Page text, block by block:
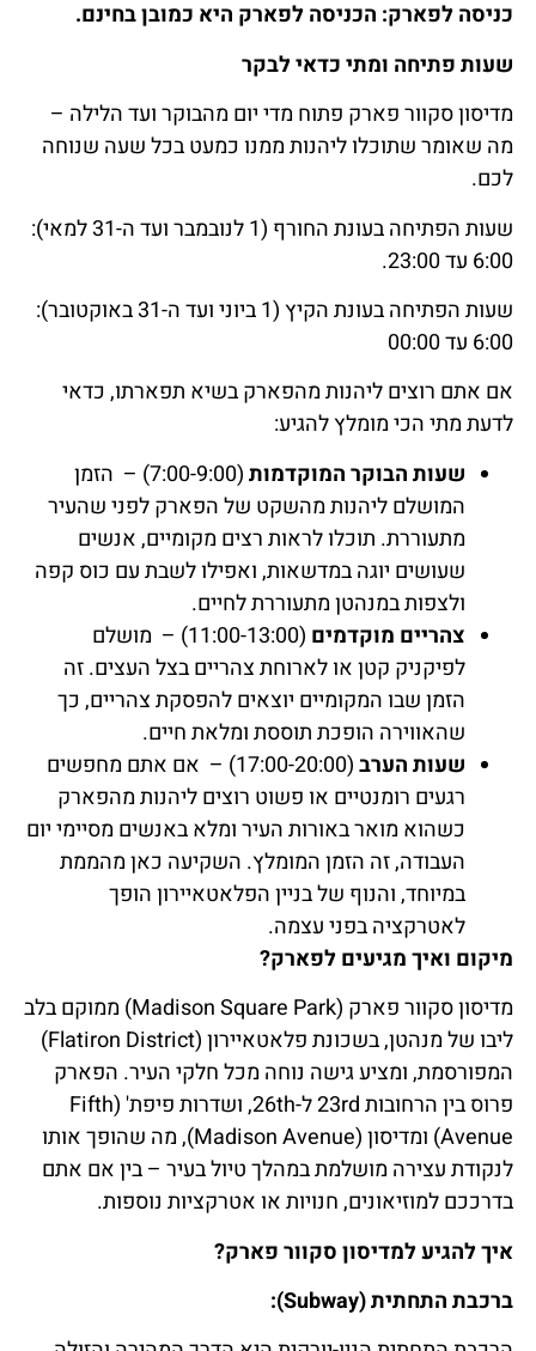
כניסה לפארק: הכניסה לפארק היא כמובן בחינם.
שעות פתיחה ומתי כדאי לבקר
מדיסון סקוור פארק פתוח מדי יום מהבוקר ועד הלילה –
מה שאומר שתוכלו ליהנות ממנו כמעט בכל שעה שנוחה
לכם.
שעות הפתיחה בעונת החורף (1 לנובמבר ועד ה-31 למאי):
6:00 עד 23:00.
שעות הפתיחה בעונת הקיץ (1 ביוני ועד ה-31 באוקטובר):
6:00 עד 00:00
אם אתם רוצים ליהנות מהפארק בשיא תפארתו, כדאי
לדעת מתי הכי מומלץ להגיע:
שעות הבוקר המוקדמות
(7:00-9:00) – הזמן
המושלם ליהנות מהשקט של הפארק לפני שהעיר
מתעוררת. תוכלו לראות רצים מקומיים, אנשים
שעושים יוגה במדשאות, ואפילו לשבת עם כוס קפה
ולצפות במנהטן מתעוררת לחיים.
צהריים מוקדמים
(11:00-13:00) – מושלם
לפיקניק קטן או לארוחת צהריים בצל העצים. זה
הזמן שבו המקומיים יוצאים להפסקת צהריים, כך
שהאווירה הופכת תוססת ומלאת חיים.
שעות הערב
(17:00-20:00) – אם אתם מחפשים
רגעים רומנטיים או פשוט רוצים ליהנות מהפארק
כשהוא מואר באורות העיר ומלא באנשים מסיימי יום
העבודה, זה הזמן המומלץ. השקיעה כאן מהממת
במיוחד, והנוף של בניין הפלאטאיירון הופך
לאטרקציה בפני עצמה.
מיקום ואיך מגיעים לפארק?
מדיסון סקוור פארק (Madison Square Park) ממוקם בלב
ליבו של מנהטן, בשכונת פלאטאיירון (Flatiron District)
המפורסמת, ומציע גישה נוחה מכל חלקי העיר. הפארק
פרוס בין הרחובות 23rd ל-26th, ושדרות פיפת' (Fifth
Avenue) ומדיסון (Madison Avenue), מה שהופך אותו
לנקודת עצירה מושלמת במהלך טיול בעיר – בין אם אתם
בדרככם למוזיאונים, חנויות או אטרקציות נוספות.
איך להגיע למדיסון סקוור פארק?
ברכבת התחתית (Subway):